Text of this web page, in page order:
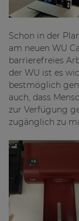
Schon in der
am neuen WU
barrierefreies
der WU ist es
bestmöglich
auch, dass
zur Verfügung
zugänglich zu